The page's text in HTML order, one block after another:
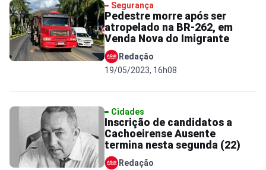
Segurança
Pedestre morre após ser
atropelado na BR-262, em
Venda Nova do Imigrante
Redação
19/05/2023, 16h08
Cidades
Inscrição de candidatos a
Cachoeirense Ausente
termina nesta segunda (22)
Redação